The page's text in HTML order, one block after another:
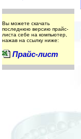
Вы можете скачать
последнюю версию прайс-
листа себе на компьютер,
нажав на ссылку ниже:
Прайс-лист